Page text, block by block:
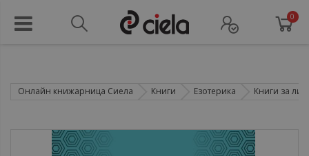
0
Онлайн книжарница Сиела Книги Езотерика Книги за